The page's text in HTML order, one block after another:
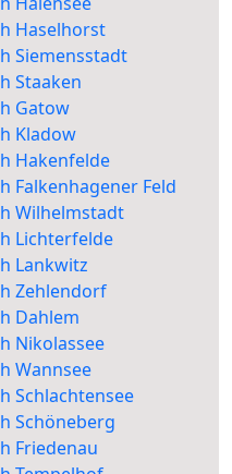
Haselhorst
Siemensstadt
Staaken
Gatow
Kladow
Hakenfelde
Falkenhagener Feld
Wilhelmstadt
Lichterfelde
Lankwitz
Zehlendorf
Dahlem
Nikolassee
Wannsee
Schlachtensee
Schöneberg
Friedenau